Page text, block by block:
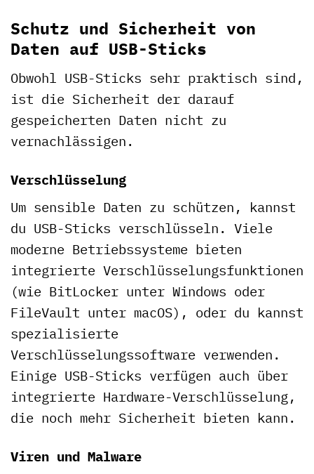
Schutz und Sicherheit von
Daten auf USB-Sticks
Obwohl USB-Sticks sehr praktisch sind,
ist die Sicherheit der darauf
gespeicherten Daten nicht zu
vernachlässigen.
Verschlüsselung
Um sensible Daten zu schützen, kannst
du USB-Sticks verschlüsseln. Viele
moderne Betriebssysteme bieten
integrierte Verschlüsselungsfunktionen
(wie BitLocker unter Windows oder
FileVault unter macOS), oder du kannst
spezialisierte
Verschlüsselungssoftware verwenden.
Einige USB-Sticks verfügen auch über
integrierte Hardware-Verschlüsselung,
die noch mehr Sicherheit bieten kann.
Viren und Malware